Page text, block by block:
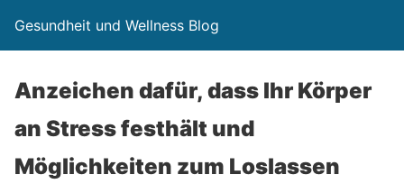
Gesundheit und Wellness Blog
Anzeichen dafür, dass Ihr Körper
an Stress festhält und
Möglichkeiten zum Loslassen